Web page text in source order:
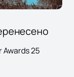
Awards 25